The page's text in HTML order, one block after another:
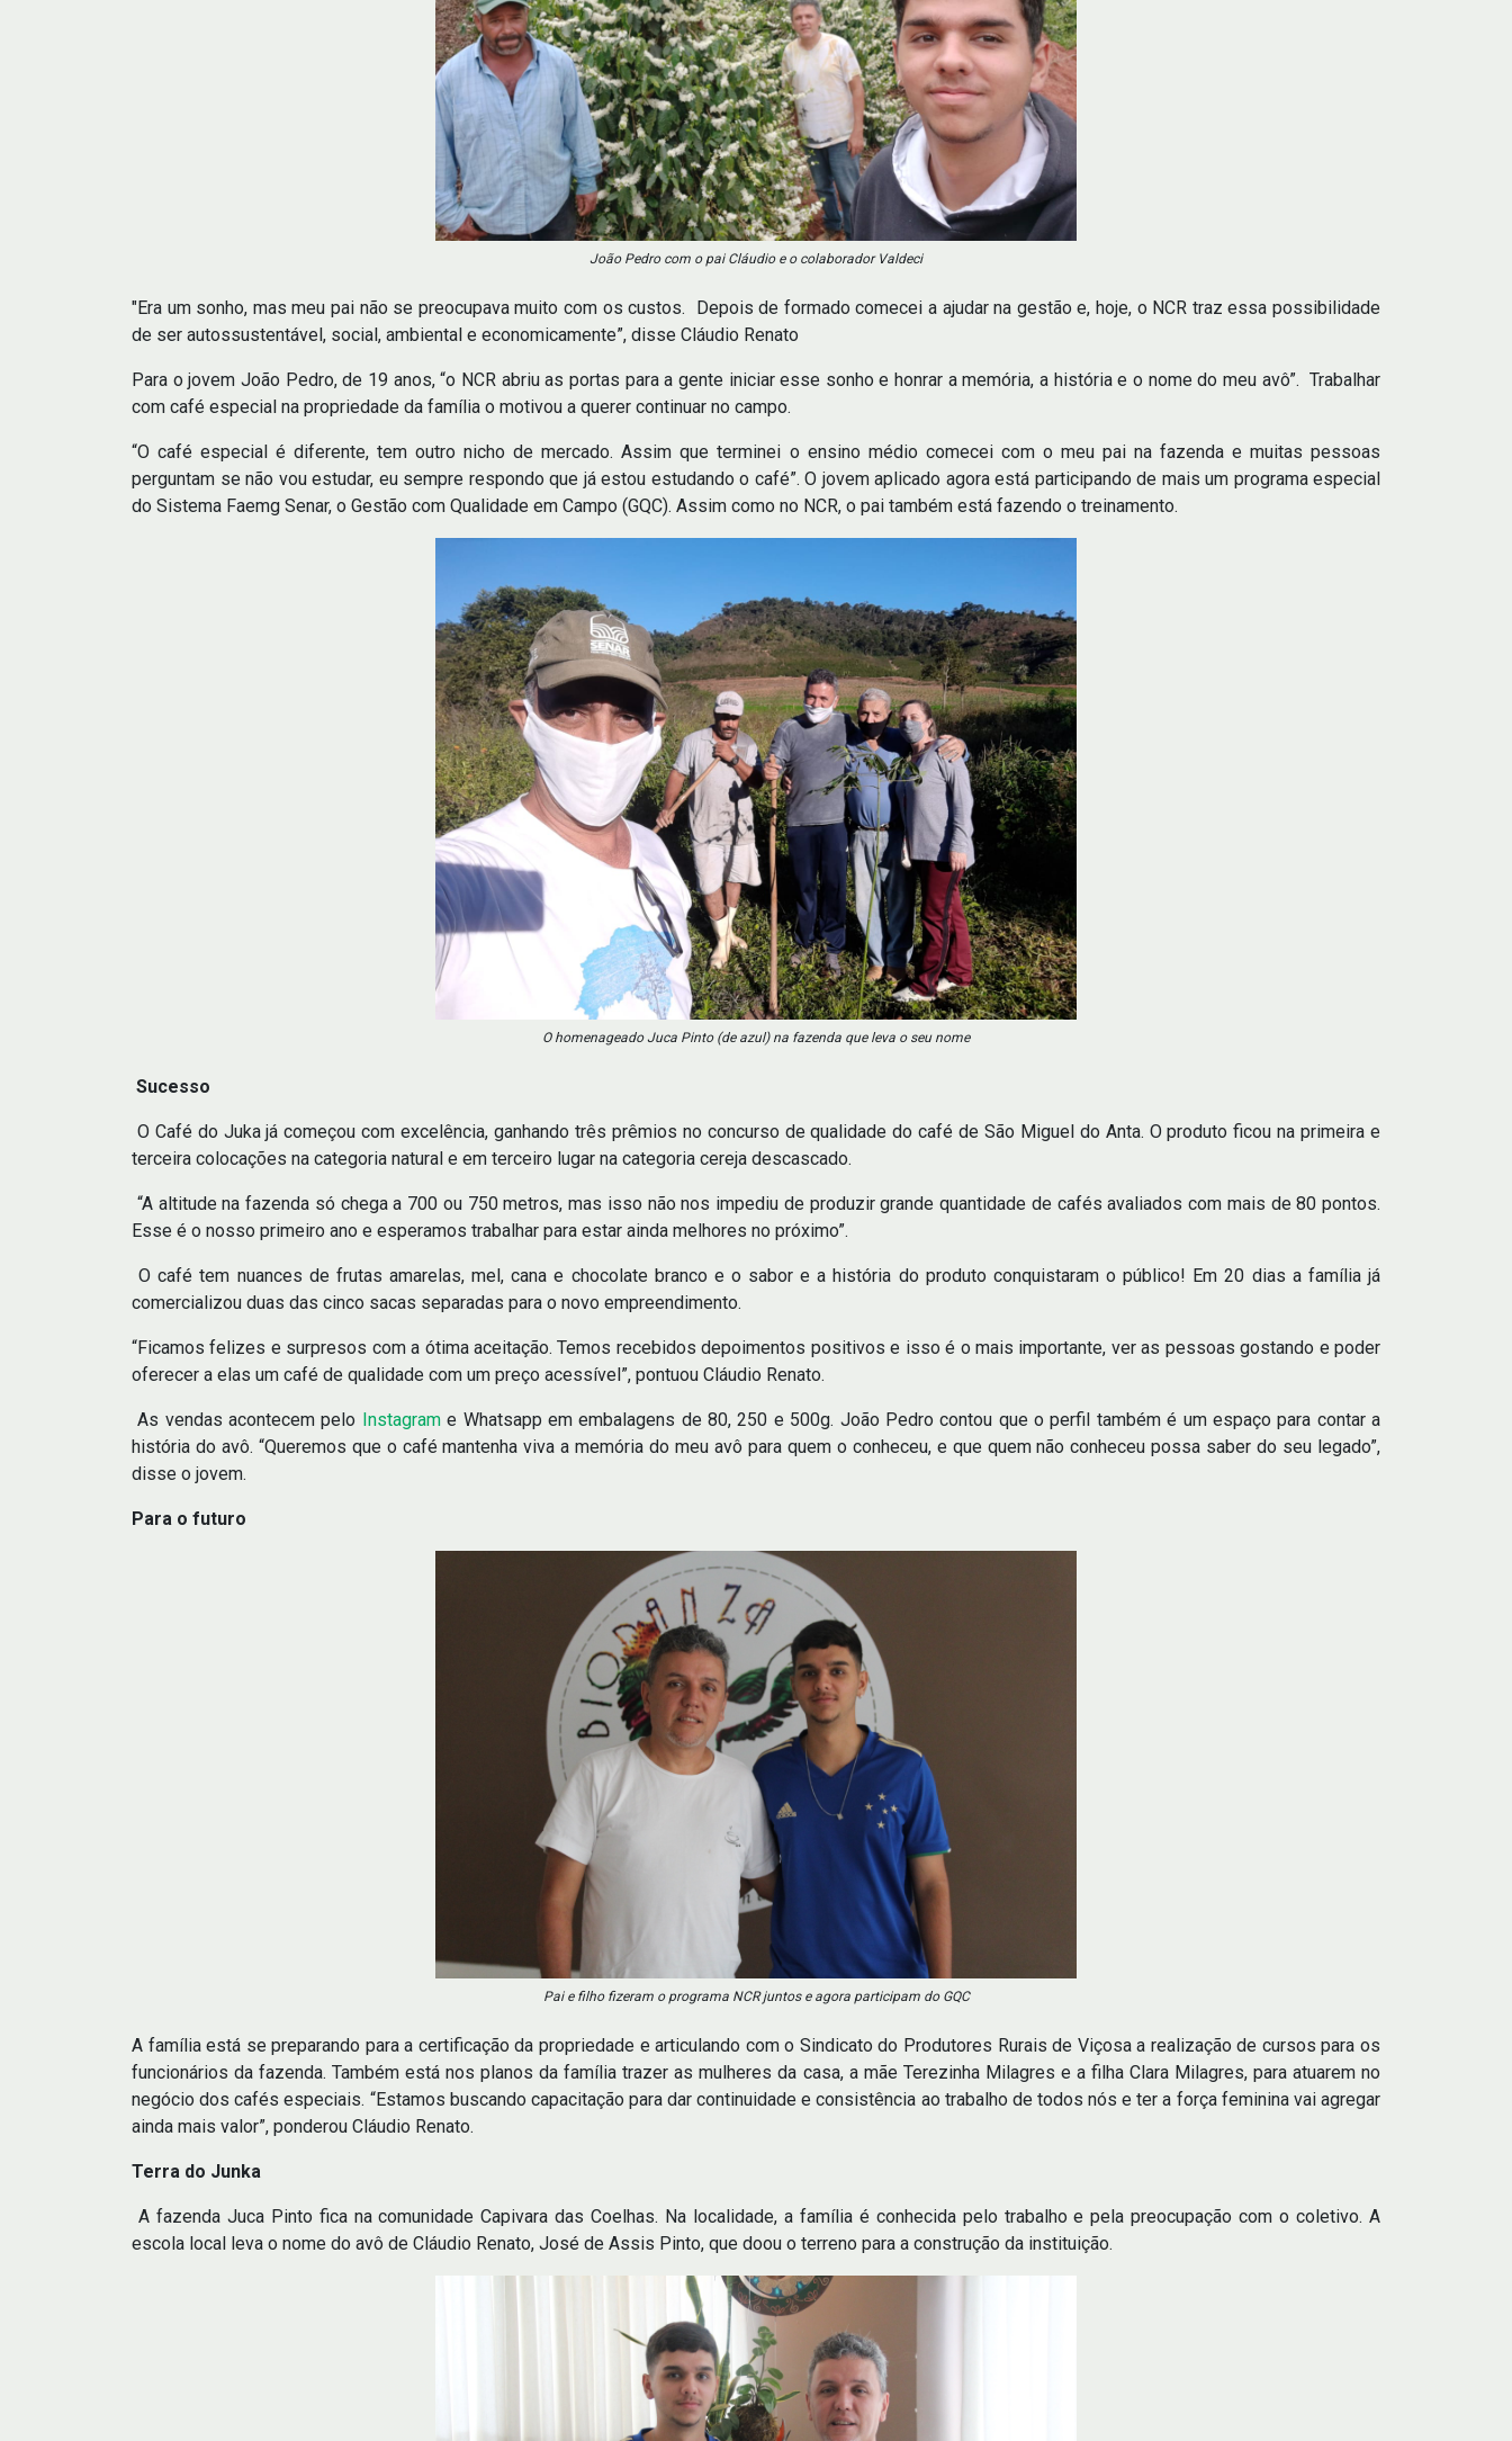
João Pedro com o pai Cláudio e o colaborador Valdeci
"Era um sonho, mas meu pai não se preocupava muito com os custos. Depois de formado comecei a ajudar na gestão e, hoje, o NCR traz essa possibilidade
de ser autossustentável, social, ambiental e economicamente”, disse Cláudio Renato
Para o jovem João Pedro, de 19 anos, “o NCR abriu as portas para a gente iniciar esse sonho e honrar a memória, a história e o nome do meu avô”. Trabalhar
com café especial na propriedade da família o motivou a querer continuar no campo.
“O café especial é diferente, tem outro nicho de mercado. Assim que terminei o ensino médio comecei com o meu pai na fazenda e muitas pessoas
perguntam se não vou estudar, eu sempre respondo que já estou estudando o café”. O jovem aplicado agora está participando de mais um programa especial
do Sistema Faemg Senar, o Gestão com Qualidade em Campo (GQC). Assim como no NCR, o pai também está fazendo o treinamento.
O homenageado Juca Pinto (de azul) na fazenda que leva o seu nome
Sucesso
O Café do Juka já começou com excelência, ganhando três prêmios no concurso de qualidade do café de São Miguel do Anta. O produto ficou na primeira e
terceira colocações na categoria natural e em terceiro lugar na categoria cereja descascado.
“A altitude na fazenda só chega a 700 ou 750 metros, mas isso não nos impediu de produzir grande quantidade de cafés avaliados com mais de 80 pontos.
Esse é o nosso primeiro ano e esperamos trabalhar para estar ainda melhores no próximo”.
O café tem nuances de frutas amarelas, mel, cana e chocolate branco e o sabor e a história do produto conquistaram o público! Em 20 dias a família já
comercializou duas das cinco sacas separadas para o novo empreendimento.
“Ficamos felizes e surpresos com a ótima aceitação. Temos recebidos depoimentos positivos e isso é o mais importante, ver as pessoas gostando e poder
oferecer a elas um café de qualidade com um preço acessível”, pontuou Cláudio Renato.
As vendas acontecem pelo Instagrame Whatsapp em embalagens de 80, 250 e 500g. João Pedro contou que o perfil também é um espaço para contar a
história do avô. “Queremos que o café mantenha viva a memória do meu avô para quem o conheceu, e que quem não conheceu possa saber do seu legado”,
disse o jovem.
Para o futuro
Pai e filho fizeram o programa NCR juntos e agora participam do GQC
A família está se preparando para a certificação da propriedade e articulando com o Sindicato do Produtores Rurais de Viçosa a realização de cursos para os
funcionários da fazenda. Também está nos planos da família trazer as mulheres da casa, a mãe Terezinha Milagres e a filha Clara Milagres, para atuarem no
negócio dos cafés especiais. “Estamos buscando capacitação para dar continuidade e consistência ao trabalho de todos nós e ter a força feminina vai agregar
ainda mais valor”, ponderou Cláudio Renato.
Terra do Junka
A fazenda Juca Pinto fica na comunidade Capivara das Coelhas. Na localidade, a família é conhecida pelo trabalho e pela preocupação com o coletivo. A
escola local leva o nome do avô de Cláudio Renato, José de Assis Pinto, que doou o terreno para a construção da instituição.